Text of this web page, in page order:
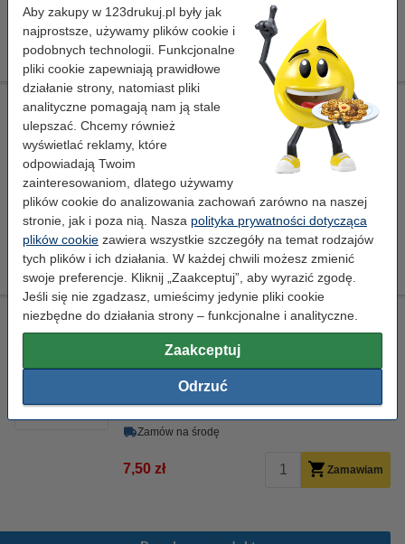
Aby zakupy w 123drukuj.pl były jak
najprostsze, używamy plików cookie i
podobnych technologii. Funkcjonalne
pliki cookie zapewniają prawidłowe
działanie strony, natomiast pliki
analityczne pomagają nam ją stale
ulepszać. Chcemy również
wyświetlać reklamy, które
odpowiadają Twoim
zainteresowaniom, dlatego używamy
plików cookie do analizowania zachowań zarówno na naszej
stronie, jak i poza nią. Nasza polityka prywatności dotycząca
plików cookie zawiera wszystkie szczegóły na temat rodzajów
tych plików i ich działania. W każdej chwili możesz zmienić
swoje preferencje. Kliknij „Zaakceptuj”, aby wyrazić zgodę.
Jeśli się nie zgadzasz, umieścimy jedynie pliki cookie
niezbędne do działania strony – funkcjonalne i analityczne.
Zaakceptuj
Odrzuć
Porada
Radzimy Państwu zakupić ten toner (wersję 123drukuj) zamiast
tonera HP.
123drukuj zamiennik zestaw promocyjny HP 658X: HP
W2000X, W2001X, W2002X, W2003X czarny + 3 kolory
XL 123drukuj
czarny (1x) i kolorowy (3x)
Kliknij i sprawdź całą specyfikacje
Dostawa: 2-3 dni robocze
5 399,00 zł Zamawiam
Ściereczka do czyszczenia drukarki laserowej
ściereczka do czyszczenia
999058
Kliknij i sprawdź całą specyfikacje
Zamów na środę
7,50 zł Zamawiam